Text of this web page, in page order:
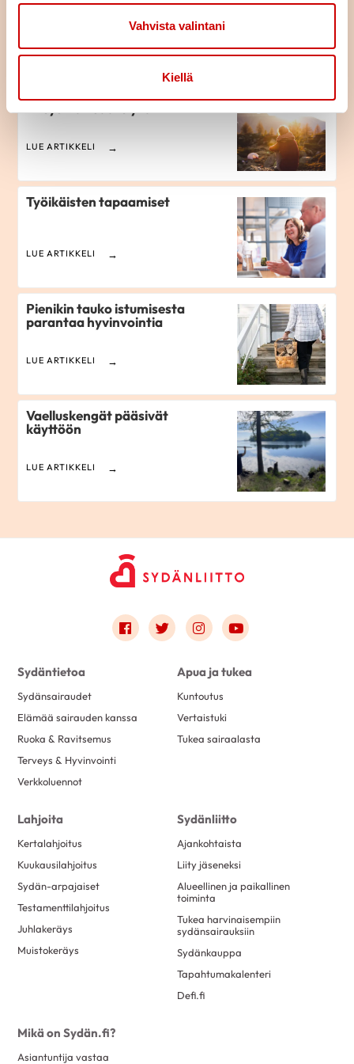
Vahvista valintani
Kiellä
Vahvista palautumista
vireystilan säätelyllä
LUE ARTIKKELI
Työikäisten tapaamiset
LUE ARTIKKELI
Pienikin tauko istumisesta
parantaa hyvinvointia
LUE ARTIKKELI
Vaelluskengät pääsivät
käyttöön
LUE ARTIKKELI
Link to facebook
Link to twitter
Link to instagram
Link to youtube
Sydäntietoa
Sydänsairaudet
Elämää sairauden kanssa
Ruoka & Ravitsemus
Terveys & Hyvinvointi
Verkkoluennot
Apua ja tukea
Kuntoutus
Vertaistuki
Tukea sairaalasta
Lahjoita
Kertalahjoitus
Kuukausilahjoitus
Sydän-arpajaiset
Testamenttilahjoitus
Juhlakeräys
Muistokeräys
Sydänliitto
Ajankohtaista
Liity jäseneksi
Alueellinen ja paikallinen
toiminta
Tukea harvinaisempiin
sydänsairauksiin
Sydänkauppa
Tapahtumakalenteri
Defi.fi
Mikä on Sydän.fi?
Asiantuntija vastaa